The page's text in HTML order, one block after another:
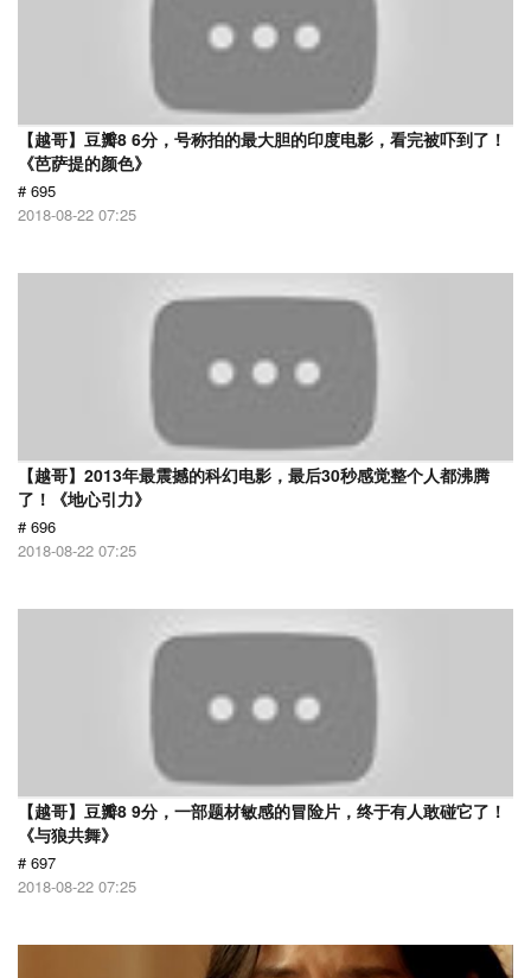
【越哥】豆瓣8 6分，号称拍的最大胆的印度电影，看完被吓到了！
《芭萨提的颜色》
# 695
2018-08-22 07:25
【越哥】2013年最震撼的科幻电影，最后30秒感觉整个人都沸腾
了！《地心引力》
# 696
2018-08-22 07:25
【越哥】豆瓣8 9分，一部题材敏感的冒险片，终于有人敢碰它了！
《与狼共舞》
# 697
2018-08-22 07:25